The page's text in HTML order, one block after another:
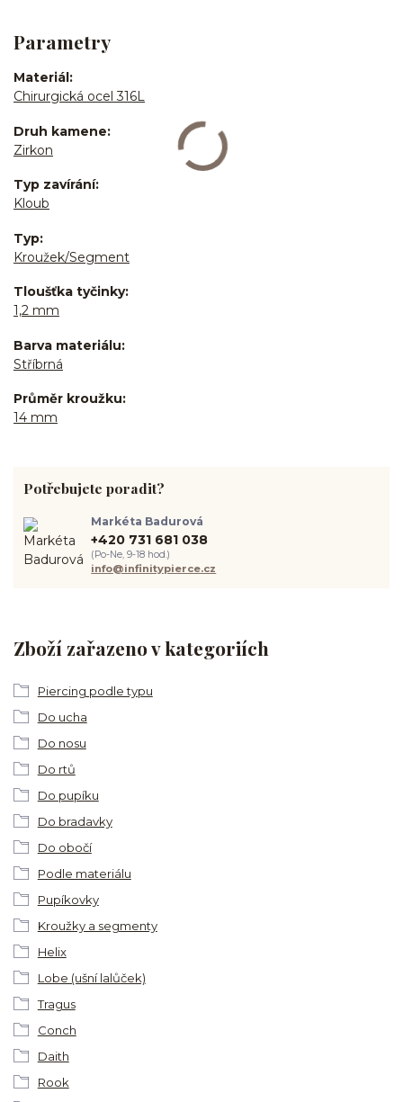
Parametry
Materiál
Chirurgická ocel 316L
Druh kamene
Zirkon
Typ zavírání
Kloub
Typ
Kroužek/Segment
Tloušťka tyčinky
1,2 mm
Barva materiálu
Stříbrná
Průměr kroužku
14 mm
Zboží zařazeno v kategoriích
Piercing podle typu
Do ucha
Do nosu
Do rtů
Do pupíku
Do bradavky
Do obočí
Podle materiálu
Pupíkovky
Kroužky a segmenty
Helix
Lobe (ušní lalůček)
Tragus
Conch
Daith
Rook
Potřebujete poradit?
Markéta Badurová
+420 731 681 038
(Po-Ne, 9-18 hod.)
info@infinitypierce.cz